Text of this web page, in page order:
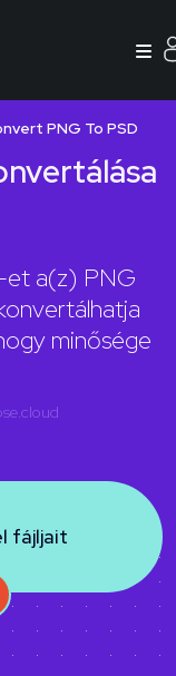
PNG To PSD
et a(z) PNG
minősége
fájljait